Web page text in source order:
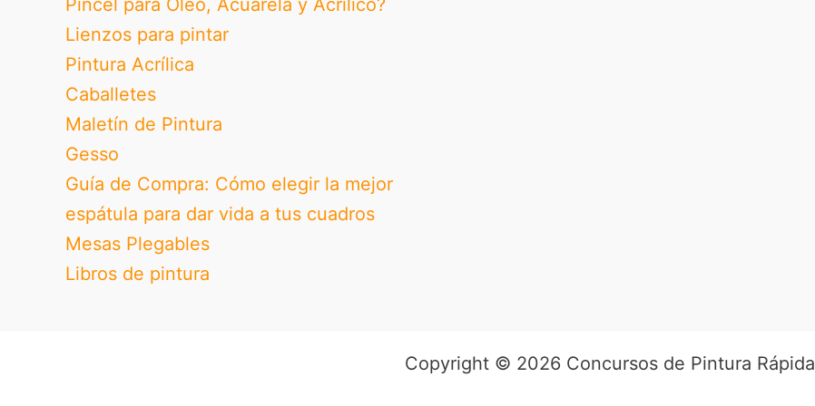
Pincel para Óleo, Acuarela y Acrílico?
Lienzos para pintar
Pintura Acrílica
Caballetes
Maletín de Pintura
Gesso
Guía de Compra: Cómo elegir la mejor
espátula para dar vida a tus cuadros
Mesas Plegables
Libros de pintura
Copyright © 2026 Concursos de Pintura Rápida